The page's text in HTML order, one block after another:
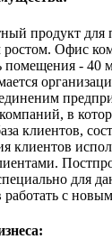
продукт для
Офис
- 40
в
клиентов,
клиентов
для
с